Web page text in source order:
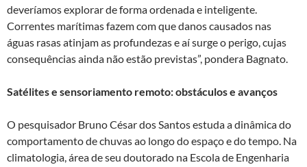
deveríamos explorar de forma ordenada e inteligente.
Correntes marítimas fazem com que danos causados nas
águas rasas atinjam as profundezas e aí surge o perigo, cujas
consequências ainda não estão previstas”, pondera Bagnato.
Satélites e sensoriamento remoto: obstáculos e avanços
O pesquisador Bruno César dos Santos estuda a dinâmica do
comportamento de chuvas ao longo do espaço e do tempo. Na
climatologia, área de seu doutorado na Escola de Engenharia